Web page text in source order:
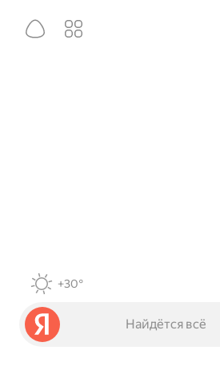
+30°
Найдётся всё